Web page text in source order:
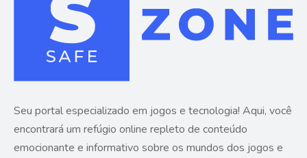
Seu portal especializado em jogos e tecnologia! Aqui, você
encontrará um refúgio online repleto de conteúdo
emocionante e informativo sobre os mundos dos jogos e